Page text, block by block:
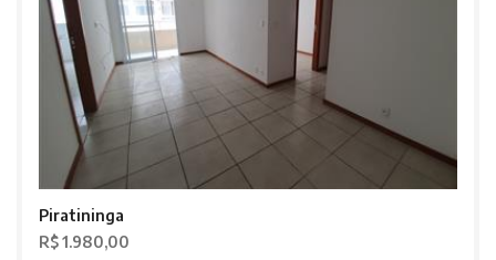
Piratininga
R$ 1.980,00